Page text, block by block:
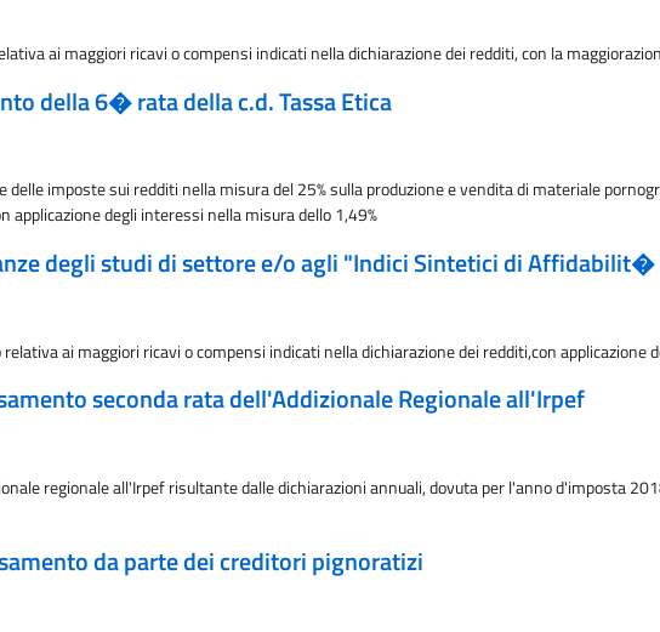
ai maggiori ricavi o compensi indicati nella dichiarazione dei redditi, con la
della 6� rata della c.d. Tassa Etica
imposte sui redditi nella misura del 25% sulla produzione e vendita di materiale
applicazione degli interessi nella misura dello 1,49%
degli studi di settore e/o agli "Indici Sintetici di Affidabilit�
ai maggiori ricavi o compensi indicati nella dichiarazione dei redditi,con applicazione
seconda rata dell'Addizionale Regionale all'Irpef
regionale all'Irpef risultante dalle dichiarazioni annuali, dovuta per l'anno d'imposta
da parte dei creditori pignoratizi